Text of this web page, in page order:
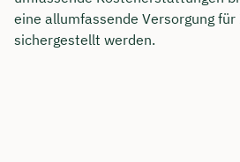
eine allumfassende Versorgung
sichergestellt werden.